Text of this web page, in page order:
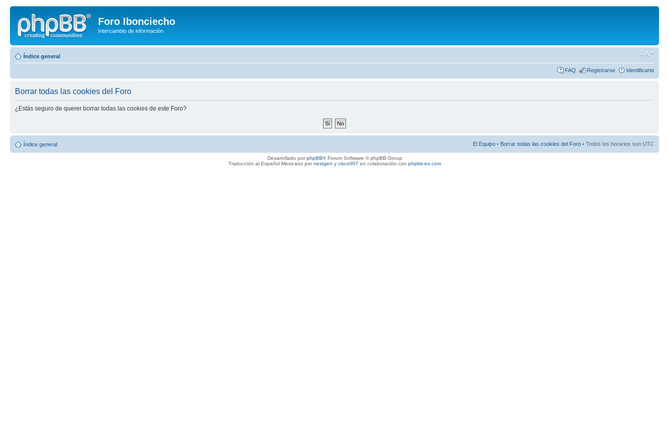
Foro Ibonciecho
Intercambio de información
Índice general
FAQ Registrarse Identificarte
Borrar todas las cookies del Foro
¿Estás seguro de querer borrar todas las cookies de este Foro?
Índice general El Equipo • Borrar todas las cookies del Foro • Todos los horarios son UTC
Desarrollado porphpBB® Forum Software © phpBB Group
Traducción al Español Mexicano pornextgen y cisco007 en colaboración con phpbb-es.com